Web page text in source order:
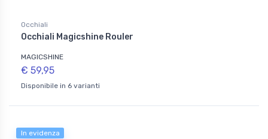
Occhiali
Occhiali Magicshine Rouler
MAGICSHINE
€ 59,95
Disponibile in 6 varianti
In evidenza